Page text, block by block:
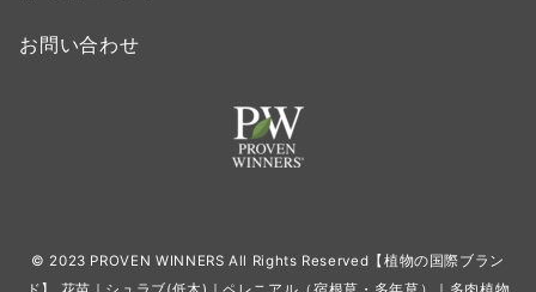
お問い合わせ
© 2023 PROVEN WINNERS All Rights Reserved【植物の国際ブラン